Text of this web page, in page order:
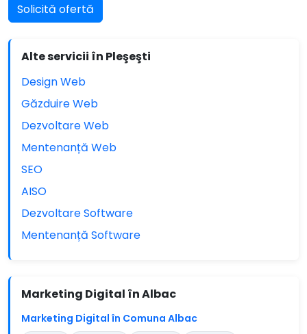
Solicită ofertă
Alte servicii în Pleşeşti
Design Web
Găzduire Web
Dezvoltare Web
Mentenanță Web
SEO
AISO
Dezvoltare Software
Mentenanță Software
Marketing Digital în Albac
Marketing Digital în Comuna Albac